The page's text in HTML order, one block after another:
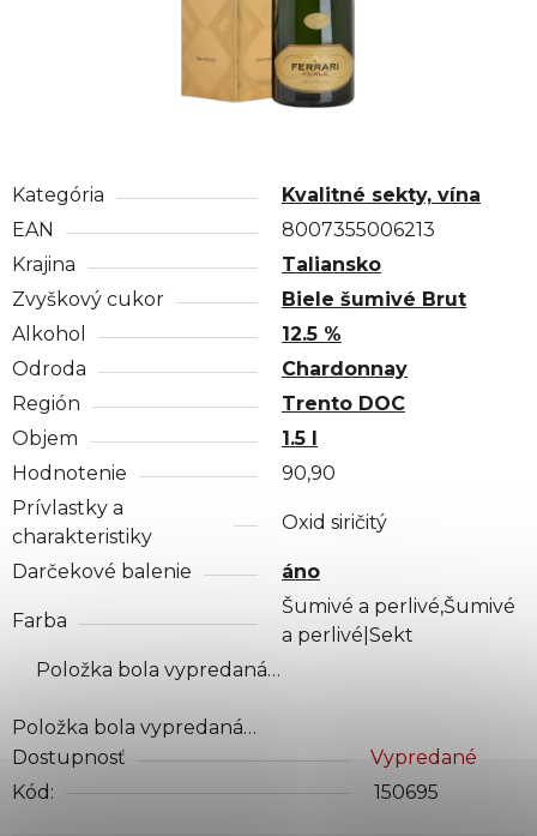
Kategória
Kvalitné sekty, vína
EAN
8007355006213
Krajina
Taliansko
Zvyškový cukor
Biele šumivé Brut
Alkohol
12.5 %
Odroda
Chardonnay
Región
Trento DOC
Objem
1.5 l
Hodnotenie
90,90
Prívlastky a
charakteristiky
Oxid siričitý
Darčekové balenie áno
Farba
Šumivé a perlivé,Šumivé
a perlivé|Sekt
Položka bola vypredaná…
Položka bola vypredaná…
Dostupnosť
Vypredané
Kód:
150695